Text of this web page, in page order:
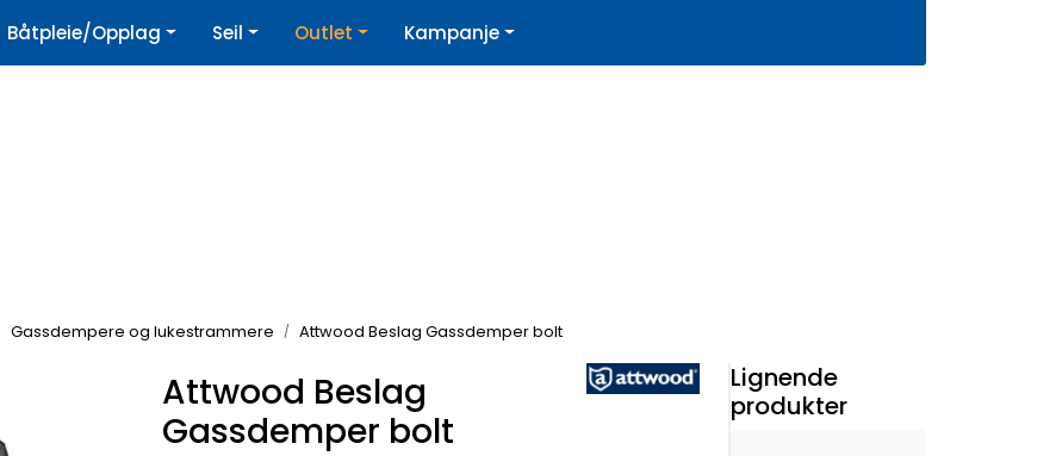
| Nyhetsbrev
Båtpleie/Opplag Seil Outlet Kampanje
Gassdempere og lukestrammere Attwood Beslag Gassdemper bolt
Attwood Beslag
Gassdemper bolt
Lignende
produkter